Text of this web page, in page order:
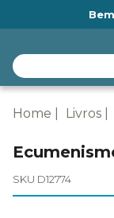
Home Livros
SKU D12774